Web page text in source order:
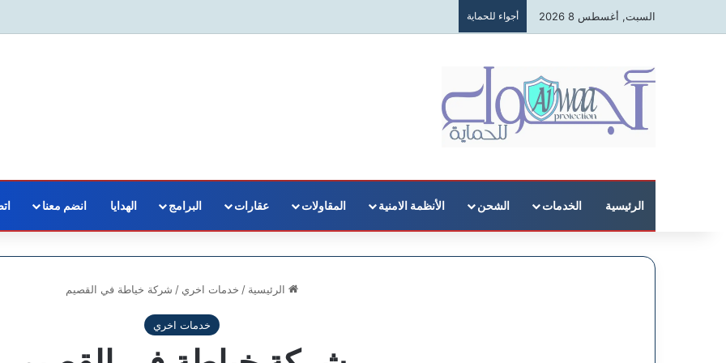
السبت, أغسطس 8 2026 أجواء للحماية
الرئيسية الخدمات الشحن الأنظمة الامنية المقاولات عقارات البرامج الهدايا انضم معنا
الرئيسية / خدمات اخري / شركة خياطة في القصيم
خدمات اخري